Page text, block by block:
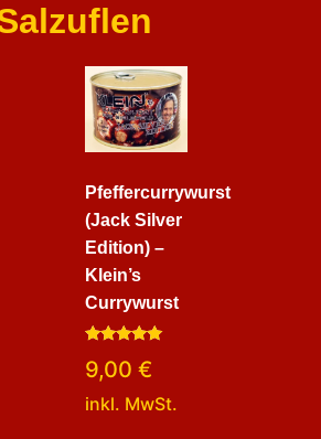
Pfeffercurrywurst
(Jack Silver
Edition) –
Klein’s
Currywurst
mit
5.00
von 5
9,00 €
inkl. MwSt.